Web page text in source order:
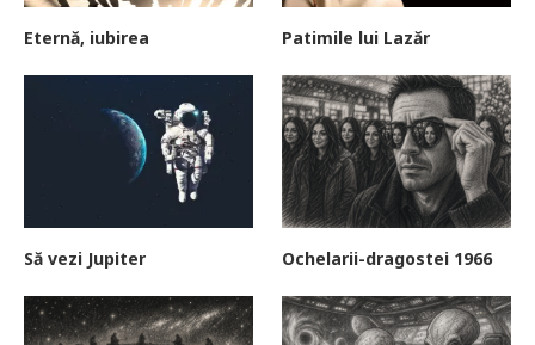
Eternă, iubirea Patimile lui Lazăr
Să vezi Jupiter Ochelarii-dragostei 1966